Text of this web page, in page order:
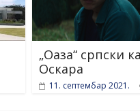
„Оаза“ српски
Оскара
11. септембар 2021.